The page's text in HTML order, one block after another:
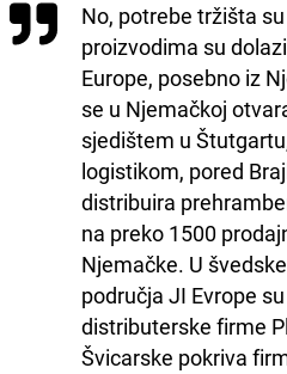
No, potrebe tržišta
proizvodima su
Europe, posebno iz
se u Njemačkoj
sjedištem u
logistikom, pored
distribuira
na preko 1500
Njemačke. U
područja JI Evrope
distributerske firme
Švicarske pokriva